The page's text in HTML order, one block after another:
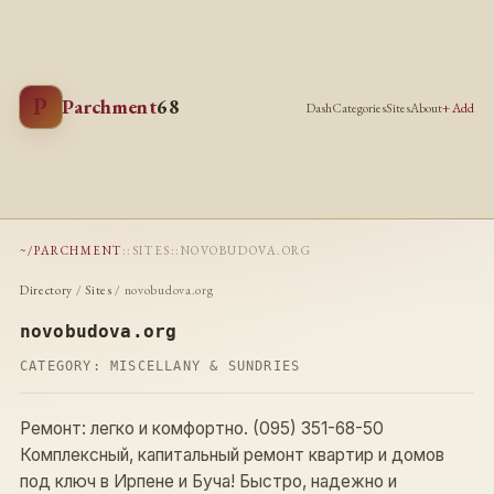
P Parchment68 DashCategoriesSitesAbout+ Add
~/PARCHMENT :: SITES :: NOVOBUDOVA.ORG
Directory /Sites / novobudova.org
novobudova.org
CATEGORY: MISCELLANY & SUNDRIES
Ремонт: легко и комфортно. (095) 351-68-50
Комплексный, капитальный ремонт квартир и домов
под ключ в Ирпене и Буча! Быстро, надежно и